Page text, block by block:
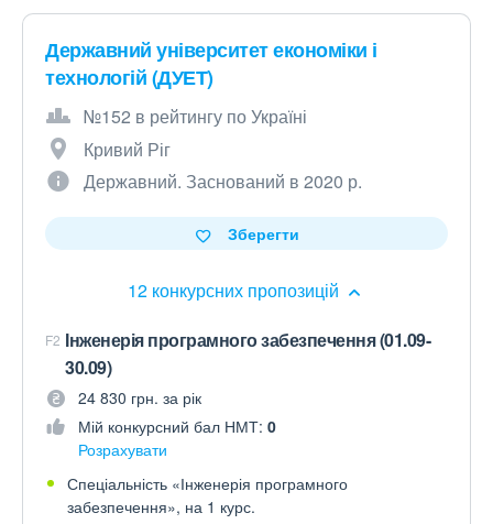
Державний університет економіки і
технологій (ДУЕТ)
№152 в рейтингу по Україні
Кривий Ріг
Державний. Заснований в 2020 р.
12 конкурсних пропозицій
Зберегти
F2 Інженерія програмного забезпечення (01.09-
30.09)
24 830 грн. за рік
Мій конкурсний бал НМТ: 0
Розрахувати
Спеціальність «Інженерія програмного
забезпечення», на 1 курс.